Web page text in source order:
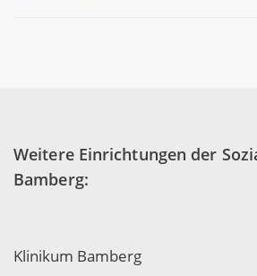
Weitere Einrichtungen der
Bamberg:
Klinikum Bamberg